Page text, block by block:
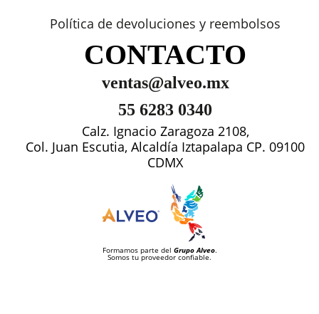
Política de devoluciones y reembolsos
CONTACTO
ventas@alveo.mx
55 6283 0340
Calz. Ignacio Zaragoza 2108,
Col. Juan Escutia, Alcaldía Iztapalapa CP. 09100
CDMX
Formamos parte del Grupo Alveo.
Somos tu proveedor confiable.